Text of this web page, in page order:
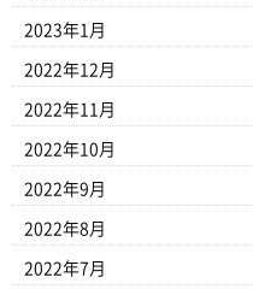
2023年1月
2022年12月
2022年11月
2022年10月
2022年9月
2022年8月
2022年7月